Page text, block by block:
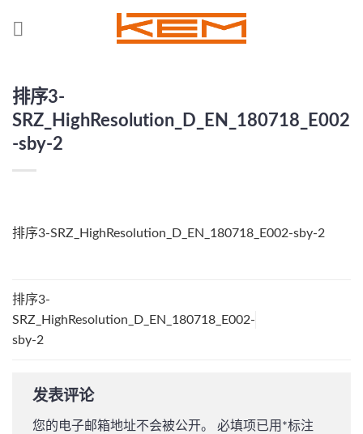
排序3-
SRZ_HighResolution_D_EN_180718_E002
-sby-2
排序3-SRZ_HighResolution_D_EN_180718_E002-sby-2
排序3-
SRZ_HighResolution_D_EN_180718_E002-
sby-2
发表评论
您的电子邮箱地址不会被公开。 必填项已用 *标注